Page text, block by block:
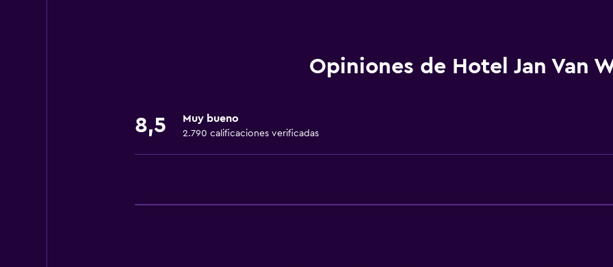
Aire acondicionado
Baño compartido
Opiniones de Hotel Jan Van
8,5 Muy bueno
2.790 calificaciones verificadas